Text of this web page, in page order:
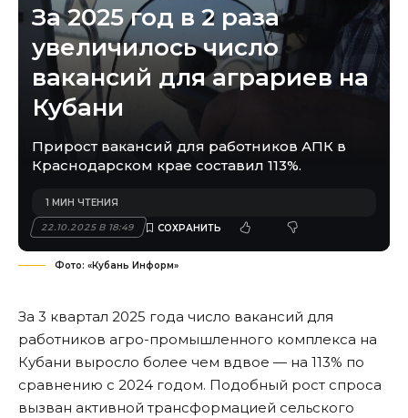
За 2025 год в 2 раза
увеличилось число
вакансий для аграриев на
Кубани
Прирост вакансий для работников АПК в
Краснодарском крае составил 113%.
22.10.2025 В 18:49
1 МИН ЧТЕНИЯ
Фото: «Кубань Информ»
За 3 квартал 2025 года число вакансий для
работников агро-промышленного комплекса на
Кубани выросло более чем вдвое — на 113% по
сравнению с 2024 годом. Подобный рост спроса
вызван активной трансформацией сельского